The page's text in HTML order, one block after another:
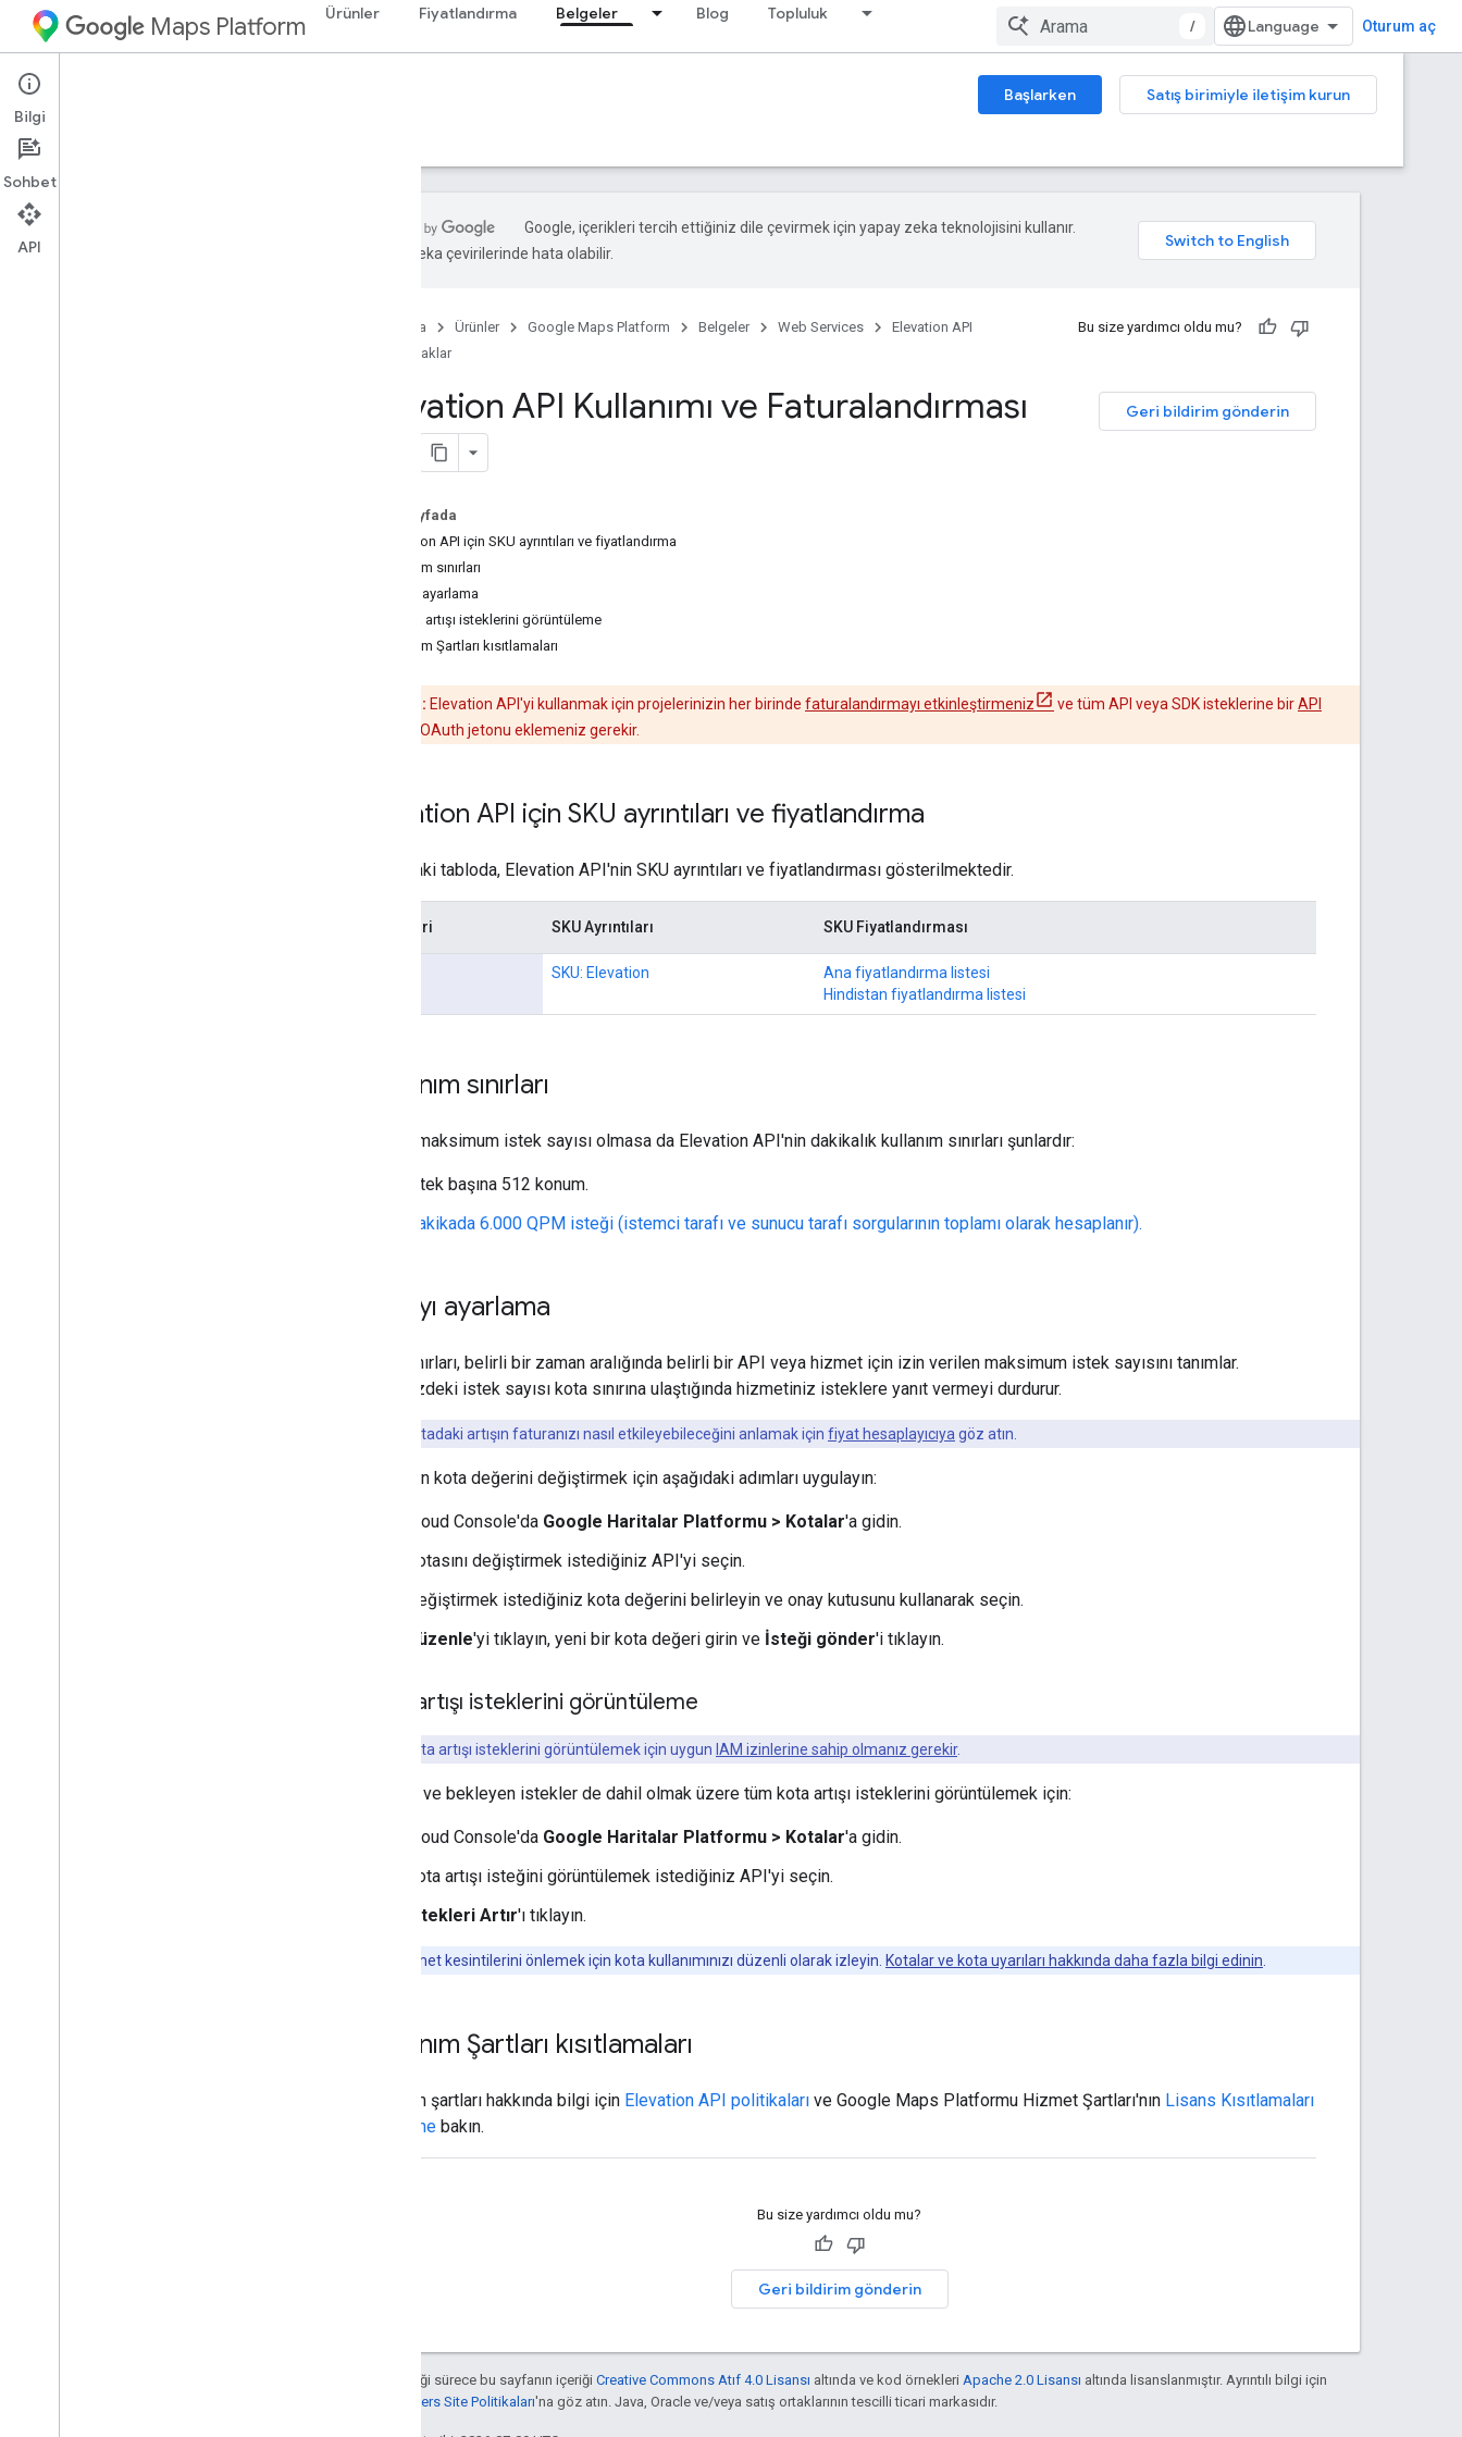
Maps Platform Ürünler Fiyatlandırma Belgeler Blog Topluluk
/ Oturum aç
Web Services Başlarken
Satış birimiyle iletişim kurun
Rehberler
Google, içerikleri tercih ettiğiniz dile çevirmek için yapay zeka teknolojisini kullanır.
Yapay zeka çevirilerinde hata olabilir.
Ana Sayfa Ürünler Google Maps Platform Belgeler Web Services
Elevation API
Kaynaklar
Bu size yardımcı oldu mu?
Geri bildirim gönderin
Elevation API Kullanımı ve Faturalandırması
Bu sayfada
Elevation API için SKU ayrıntıları ve fiyatlandırma
Kullanım sınırları
Kotayı ayarlama
Kota artışı isteklerini görüntüleme
Kullanım Şartları kısıtlamaları
Hatırlatma: Elevation API'yi kullanmak için projelerinizin her birinde faturalandırmayı etkinleştirmeniz ve tüm API veya SDK isteklerine birAPI
ya da OAuth jetonu eklemeniz gerekir.
Elevation API için SKU ayrıntıları ve fiyatlandırma
Aşağıdaki tabloda, Elevation API'nin SKU ayrıntıları ve fiyatlandırması gösterilmektedir.
Kategori SKU Ayrıntıları SKU Fiyatlandırması
SKU: Elevation
Ana fiyatlandırma listesi
Hindistan fiyatlandırma listesi
Kullanım sınırları
Günlük maksimum istek sayısı olmasa da Elevation API'nin dakikalık kullanım sınırları şunlardır:
İstek başına 512 konum.
Dakikada 6.000 QPM isteği (istemci tarafı ve sunucu tarafı sorgularının toplamı olarak hesaplanır).
Kotayı ayarlama
Kota sınırları, belirli bir zaman aralığında belirli bir API veya hizmet için izin verilen maksimum istek sayısını tanımlar.
Projenizdeki istek sayısı kota sınırına ulaştığında hizmetiniz isteklere yanıt vermeyi durdurur.
Kotadaki artışın faturanızı nasıl etkileyebileceğini anlamak için fiyat hesaplayıcıya göz atın.
API'nizin kota değerini değiştirmek için aşağıdaki adımları uygulayın:
Cloud Console'da Google Haritalar Platformu > Kotalar'a gidin.
Kotasını değiştirmek istediğiniz API'yi seçin.
Değiştirmek istediğiniz kota değerini belirleyin ve onay kutusunu kullanarak seçin.
Düzenle'yi tıklayın, yeni bir kota değeri girin ve İsteği gönder'i tıklayın.
Kota artışı isteklerini görüntüleme
Kota artışı isteklerini görüntülemek için uygun IAM izinlerine sahip olmanız gerekir.
Geçmiş ve bekleyen istekler de dahil olmak üzere tüm kota artışı isteklerini görüntülemek için:
Cloud Console'da Google Haritalar Platformu > Kotalar'a gidin.
Kota artışı isteğini görüntülemek istediğiniz API'yi seçin.
İstekleri Artır'ı tıklayın.
Hizmet kesintilerini önlemek için kota kullanımınızı düzenli olarak izleyin. Kotalar ve kota uyarıları hakkında daha fazla bilgi edinin
Kullanım Şartları kısıtlamaları
Kullanım şartları hakkında bilgi için Elevation API politikaları ve Google Maps Platformu Hizmet Şartları'nın Lisans Kısıtlamaları
bölümüne bakın.
Bu size yardımcı oldu mu?
Geri bildirim gönderin
Aksi belirtilmediği sürece bu sayfanın içeriği Creative Commons Atıf 4.0 Lisansı altında ve kod örnekleri Apache 2.0 Lisansı altında lisanslanmıştır. Ayrıntılı bilgi için
Google Developers Site Politikaları'na göz atın. Java, Oracle ve/veya satış ortaklarının tescilli ticari markasıdır.
Bilgi
Sohbet
API